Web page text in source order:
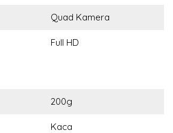
Quad Kamera
Full HD
200g
Kaca